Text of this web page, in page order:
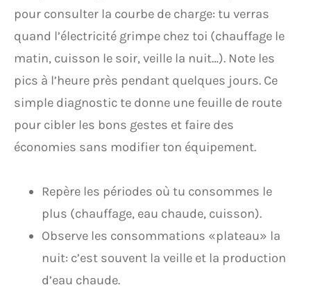
pour consulter la courbe de charge: tu verras
quand l’électricité grimpe chez toi (chauffage le
matin, cuisson le soir, veille la nuit…). Note les
pics à l’heure près pendant quelques jours. Ce
simple diagnostic te donne une feuille de route
pour cibler les bons gestes et faire des
économies sans modifier ton équipement.
Repère les périodes où tu consommes le
plus (chauffage, eau chaude, cuisson).
Observe les consommations «plateau» la
nuit: c’est souvent la veille et la production
d’eau chaude.